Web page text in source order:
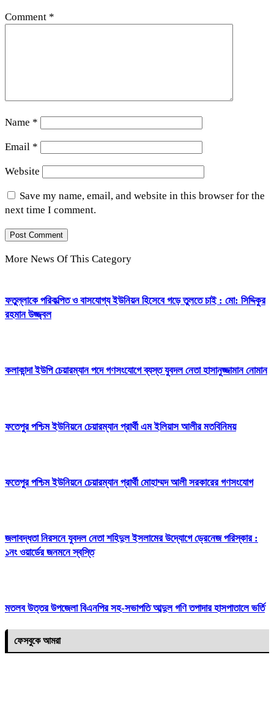
Comment *
Name *
Email *
Website
Save my name, email, and website in this browser for the
next time I comment.
More News Of This Category
ফতুল্লাকে পরিকল্পিত ও বাসযোগ্য ইউনিয়ন হিসেবে গড়ে তুলতে চাই : মো: সিদ্দিকুর
রহমান উজ্জ্বল
কলাকান্দা ইউপি চেয়ারম্যান পদে গণসংযোগে ব্যস্ত যুবদল নেতা হাসানুজ্জামান নোমান
ফতেপুর পশ্চিম ইউনিয়নে চেয়ারম্যান প্রার্থী এম ইলিয়াস আলীর মতবিনিময়
ফতেপুর পশ্চিম ইউনিয়নে চেয়ারম্যান প্রার্থী মোহাম্মদ আলী সরকারের গণসংযোগ
জলাবদ্ধতা নিরসনে যুবদল নেতা শহিদুল ইসলামের উদ্যোগে ড্রেনেজ পরিস্কার :
১নং ওয়ার্ডের জনমনে স্বস্তি
মতলব উত্তর উপজেলা বিএনপির সহ-সভাপতি আব্দুল গণি তপাদার হাসপাতালে ভর্তি
ফেসবুকে আমরা